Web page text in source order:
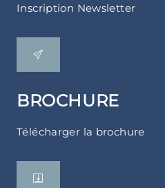
Inscription Newsletter
BROCHURE
Télécharger la brochure